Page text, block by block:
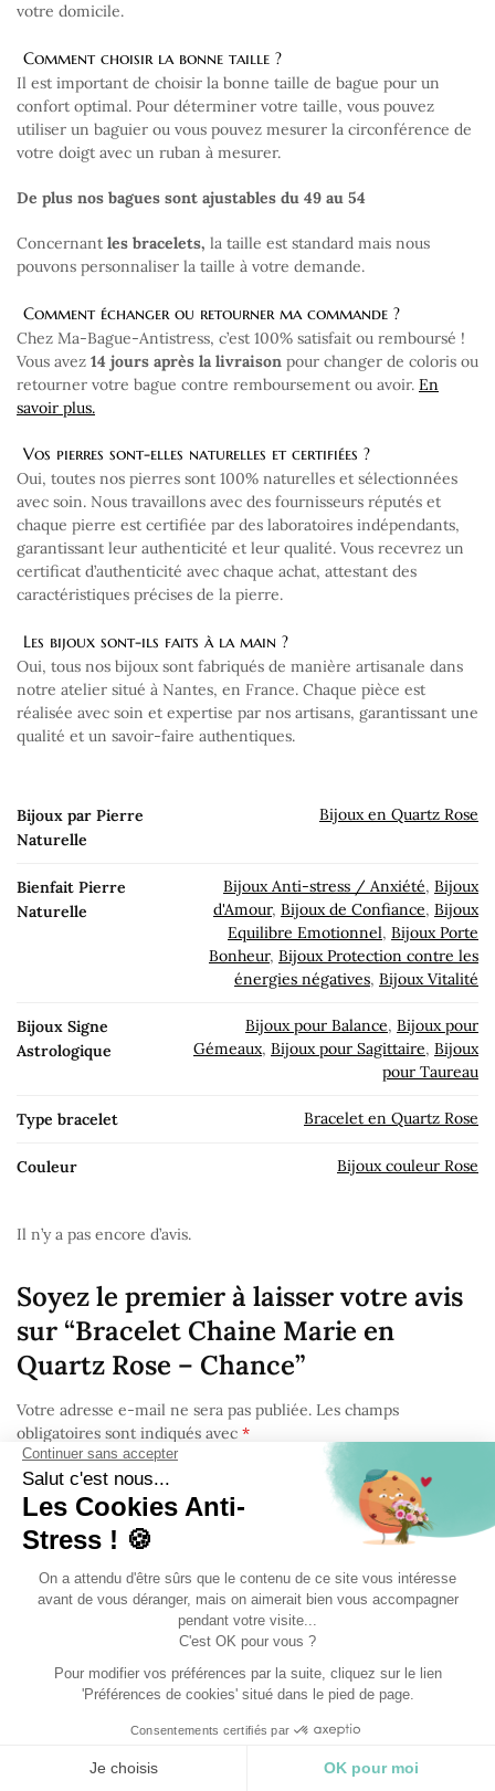
votre domicile.
Comment choisir la bonne taille ?
Il est important de choisir la bonne taille de bague pour un
confort optimal. Pour déterminer votre taille, vous pouvez
utiliser un baguier ou vous pouvez mesurer la circonférence de
votre doigt avec un ruban à mesurer.
De plus nos bagues sont ajustables du 49 au 54
Concernant les bracelets, la taille est standard mais nous
pouvons personnaliser la taille à votre demande.
Comment échanger ou retourner ma commande ?
Chez Ma-Bague-Antistress, c’est 100% satisfait ou remboursé !
Vous avez 14 jours après la livraison pour changer de coloris ou
retourner votre bague contre remboursement ou avoir. En
savoir plus.
Vos pierres sont-elles naturelles et certifiées ?
Oui, toutes nos pierres sont 100% naturelles et sélectionnées
avec soin. Nous travaillons avec des fournisseurs réputés et
chaque pierre est certifiée par des laboratoires indépendants,
garantissant leur authenticité et leur qualité. Vous recevrez un
certificat d’authenticité avec chaque achat, attestant des
caractéristiques précises de la pierre.
Les bijoux sont-ils faits à la main ?
Oui, tous nos bijoux sont fabriqués de manière artisanale dans
notre atelier situé à Nantes, en France. Chaque pièce est
réalisée avec soin et expertise par nos artisans, garantissant une
qualité et un savoir-faire authentiques.
Bijoux par Pierre
Naturelle
Bijoux en Quartz Rose
Bienfait Pierre
Naturelle
Bijoux Anti-stress / Anxiété, Bijoux
d'Amour, Bijoux de Confiance, Bijoux
Equilibre Emotionnel, Bijoux Porte
Bonheur, Bijoux Protection contre les
énergies négatives, Bijoux Vitalité
Bijoux Signe
Astrologique
Bijoux pour Balance, Bijoux pour
Gémeaux, Bijoux pour Sagittaire, Bijoux
pour Taureau
Type bracelet Bracelet en Quartz Rose
Couleur Bijoux couleur Rose
Il n’y a pas encore d’avis.
Soyez le premier à laisser votre avis
sur “Bracelet Chaine Marie en
Quartz Rose – Chance”
Votre adresse e-mail ne sera pas publiée. Les champs
obligatoires sont indiqués avec *
Votre avis*